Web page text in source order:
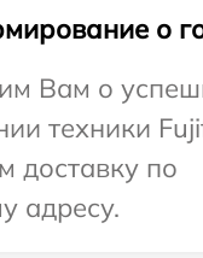
о
Вам о
техники
доставку по
адресу.